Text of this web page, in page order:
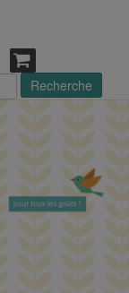
Recherche